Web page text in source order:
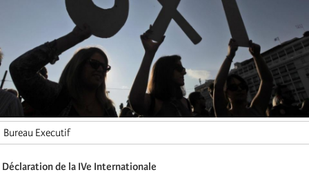
Bureau Executif
Déclaration de la IVe Internationale